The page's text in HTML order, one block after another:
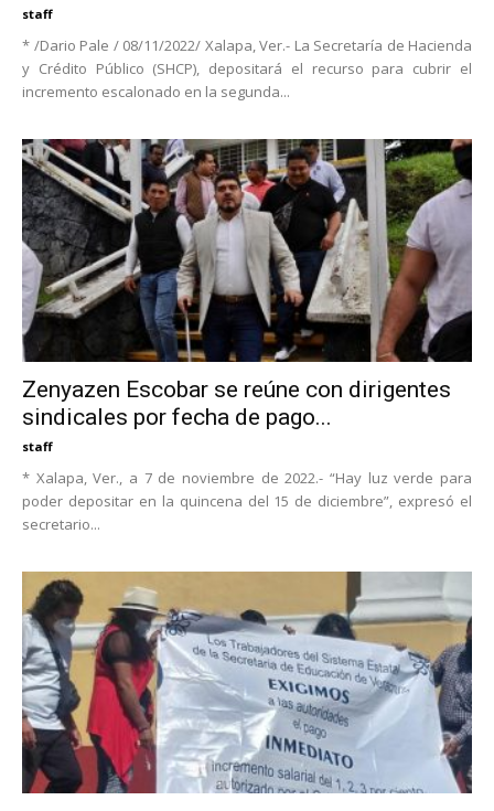
staff
* /Dario Pale / 08/11/2022/ Xalapa, Ver.- La Secretaría de Hacienda
y Crédito Público (SHCP), depositará el recurso para cubrir el
incremento escalonado en la segunda...
Zenyazen Escobar se reúne con dirigentes
sindicales por fecha de pago...
staff
* Xalapa, Ver., a 7 de noviembre de 2022.- “Hay luz verde para
poder depositar en la quincena del 15 de diciembre”, expresó el
secretario...